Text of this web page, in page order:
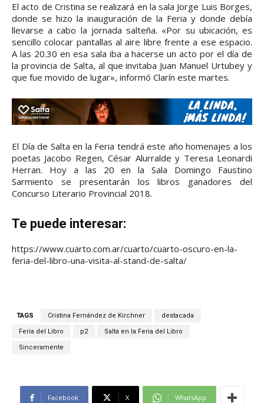
El acto de Cristina se realizará en la sala Jorge Luis Borges,
donde se hizo la inauguración de la Feria y donde debía
llevarse a cabo la jornada salteña. «Por su ubicación, es
sencillo colocar pantallas al aire libre frente a ese espacio.
A las 20.30 en esa sala iba a hacerse un acto por el día de
la provincia de Salta, al que invitaba Juan Manuel Urtubey y
que fue movido de lugar», informó Clarín este martes.
El Día de Salta en la Feria tendrá este año homenajes a los
poetas Jacobo Regen, César Alurralde y Teresa Leonardi
Herran. Hoy a las 20 en la Sala Domingo Faustino
Sarmiento se presentarán los libros ganadores del
Concurso Literario Provincial 2018.
Te puede interesar:
https://www.cuarto.com.ar/cuarto/cuarto-oscuro-en-la-
feria-del-libro-una-visita-al-stand-de-salta/
TAGS Cristina Fernández de Kirchner destacada
Feria del Libro p2 Salta en la Feria del Libro
Sinceramente
Facebook X WhatsApp